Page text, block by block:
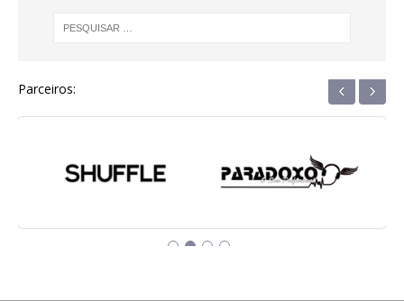
Parceiros: ‹ ›